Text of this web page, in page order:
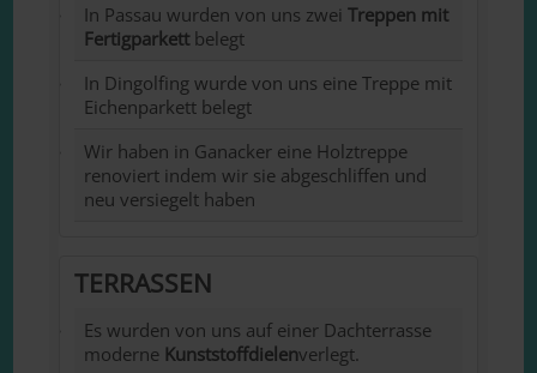
In Passau wurden von uns zweiTreppen mit
Fertigparkett belegt
In Dingolfing wurde von uns eine Treppe mit
Eichenparkett belegt
Wir haben in Ganacker eine Holztreppe
renoviert indem wir sie abgeschliffen und
neu versiegelt haben
TERRASSEN
Es wurden von uns auf einer Dachterrasse
moderne Kunststoffdielenverlegt.